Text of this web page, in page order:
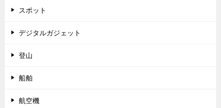
スポット
デジタルガジェット
登山
船舶
航空機